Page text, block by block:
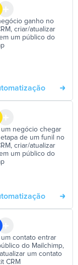
ganho no
criar/atualizar
um público do
negócio chegar
de um funil no
criar/atualizar
um público do
contato entrar
do Mailchimp,
um contato
CRM